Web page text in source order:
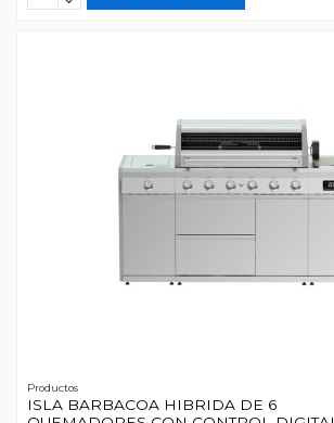
Productos
ISLA BARBACOA HIBRIDA DE 6